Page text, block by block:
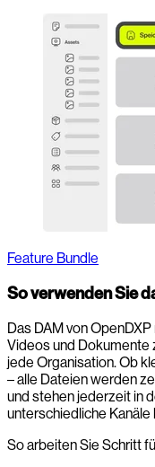
Feature Bundle
So verwenden Sie
Das DAM von
Videos und Dokumente
jede Organisation. Ob
– alle Dateien werden
und stehen jederzeit in
unterschiedliche Kanäle
So arbeiten Sie Schritt